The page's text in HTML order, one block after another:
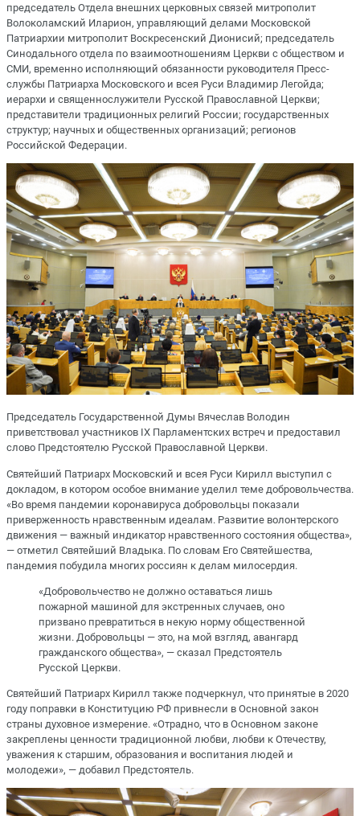
председатель Отдела внешних церковных связей митрополит
Волоколамский Иларион, управляющий делами Московской
Патриархии митрополит Воскресенский Дионисий; председатель
Синодального отдела по взаимоотношениям Церкви с обществом и
СМИ, временно исполняющий обязанности руководителя Пресс-
службы Патриарха Московского и всея Руси Владимир Легойда;
иерархи и священнослужители Русской Православной Церкви;
представители традиционных религий России; государственных
структур; научных и общественных организаций; регионов
Российской Федерации.
Председатель Государственной Думы Вячеслав Володин
приветствовал участников IX Парламентских встреч и предоставил
слово Предстоятелю Русской Православной Церкви.
Святейший Патриарх Московский и всея Руси Кирилл выступил с
докладом, в котором особое внимание уделил теме добровольчества.
«Во время пандемии коронавируса добровольцы показали
приверженность нравственным идеалам. Развитие волонтерского
движения — важный индикатор нравственного состояния общества»,
— отметил Святейший Владыка. По словам Его Святейшества,
пандемия побудила многих россиян к делам милосердия.
«Добровольчество не должно оставаться лишь
пожарной машиной для экстренных случаев, оно
призвано превратиться в некую норму общественной
жизни. Добровольцы — это, на мой взгляд, авангард
гражданского общества», — сказал Предстоятель
Русской Церкви.
Святейший Патриарх Кирилл также подчеркнул, что принятые в 2020
году поправки в Конституцию РФ привнесли в Основной закон
страны духовное измерение. «Отрадно, что в Основном законе
закреплены ценности традиционной любви, любви к Отечеству,
уважения к старшим, образования и воспитания людей и
молодежи», — добавил Предстоятель.